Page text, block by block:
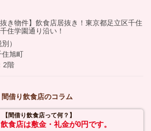
抜き物件】飲食店居抜き！東京都足立区千住
住学園通り沿い！
）
住旭町
2階
間借り飲食店のコラム
【間借り飲食店って何？】
食店は敷金・礼金が0円です。